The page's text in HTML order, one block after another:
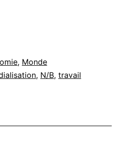
, Monde
, N/B, travail